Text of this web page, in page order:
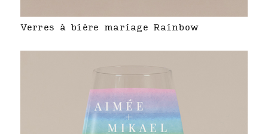
Verres à bière mariage Rainbow